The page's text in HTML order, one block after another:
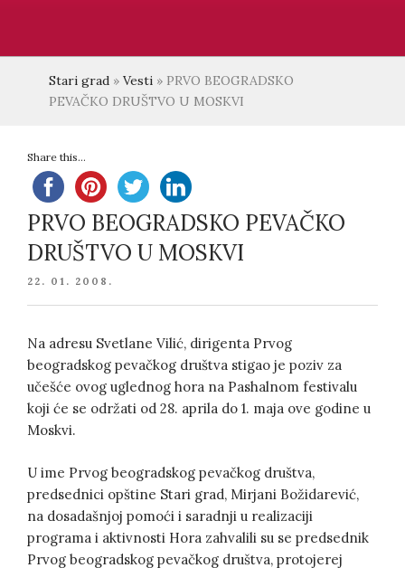
Stari grad » Vesti » PRVO BEOGRADSKO
PEVAČKO DRUŠTVO U MOSKVI
Share this...
PRVO BEOGRADSKO PEVAČKO
DRUŠTVO U MOSKVI
POSTED
22. 01. 2008.
Na adresu Svetlane Vilić, dirigenta Prvog
beogradskog pevačkog društva stigao je poziv za
učešće ovog uglednog hora na Pashalnom festivalu
koji će se održati od 28. aprila do 1. maja ove godine u
Moskvi.
U ime Prvog beogradskog pevačkog društva,
predsednici opštine Stari grad, Mirjani Božidarević,
na dosadašnjoj pomoći i saradnji u realizaciji
programa i aktivnosti Hora zahvalili su se predsednik
Prvog beogradskog pevačkog društva, protojerej